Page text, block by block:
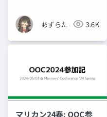
あずらた 3.6K
マリカン24春: OOC参